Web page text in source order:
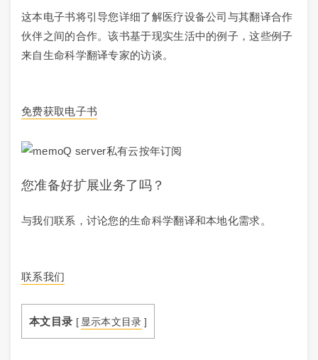
这本电子书将引导您详细了解医疗设备公司与其翻译合作
伙伴之间的合作。该书基于现实生活中的例子，这些例子
来自生命科学翻译专家的访谈。
免费获取电子书
您准备好扩展业务了吗？
与我们联系，讨论您的生命科学翻译和本地化需求。
联系我们
本文目录 [ 显示本文目录 ]